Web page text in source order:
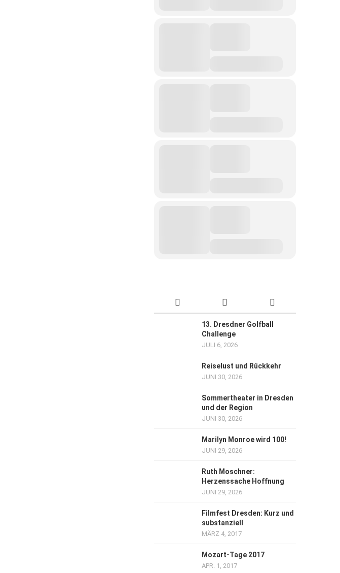
13. Dresdner Golfball
Challenge
JULI 6, 2026
Reiselust und Rückkehr
JUNI 30, 2026
Sommertheater in Dresden
und der Region
JUNI 30, 2026
Marilyn Monroe wird 100!
JUNI 29, 2026
Ruth Moschner:
Herzenssache Hoffnung
JUNI 29, 2026
Filmfest Dresden: Kurz und
substanziell
MÄRZ 4, 2017
Mozart-Tage 2017
APR. 1, 2017